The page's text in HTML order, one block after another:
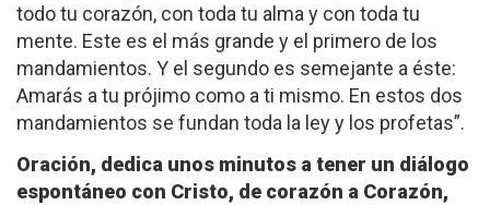
todo tu corazón, con toda tu alma y con toda tu
mente. Este es el más grande y el primero de los
mandamientos. Y el segundo es semejante a éste:
Amarás a tu prójimo como a ti mismo. En estos dos
mandamientos se fundan toda la ley y los profetas”.
Oración, dedica unos minutos a tener un diálogo
espontáneo con Cristo, de corazón a Corazón,